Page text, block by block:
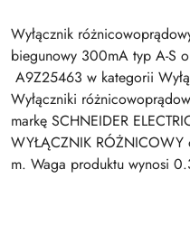
Wyłącznik
biegunowy 300mA typ A-S
A9Z25463 w kategorii
Wyłączniki
markę SCHNEIDER
WYŁĄCZNIK
m. Waga produktu wynosi